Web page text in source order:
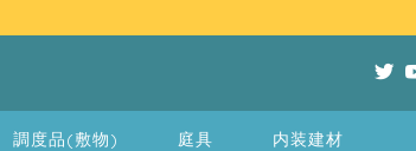
調度品(敷物) 庭具 内装建材